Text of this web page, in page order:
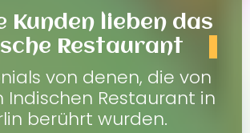
Kunden lieben das
Restaurant
von denen, die von
Indischen Restaurant in
berührt wurden.